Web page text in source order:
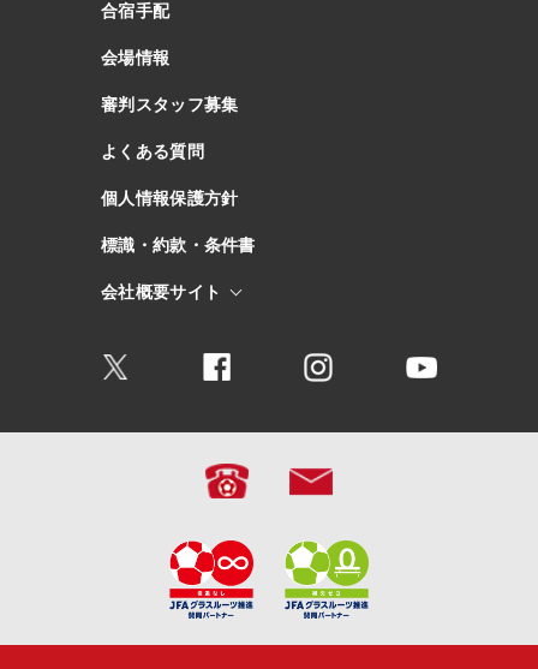
合宿手配
会場情報
審判スタッフ募集
よくある質問
個人情報保護方針
標識・約款・条件書
会社概要サイト